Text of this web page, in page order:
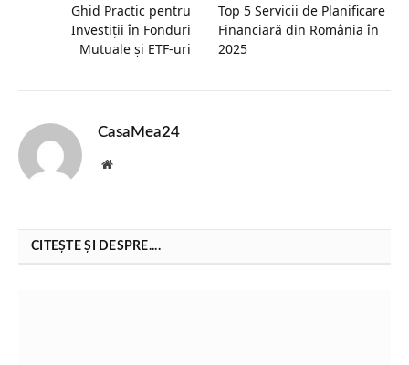
Ghid Practic pentru
Investiții în Fonduri
Mutuale și ETF-uri
Top 5 Servicii de Planificare
Financiară din România în
2025
CasaMea24
Website
CITEȘTE ȘI DESPRE....